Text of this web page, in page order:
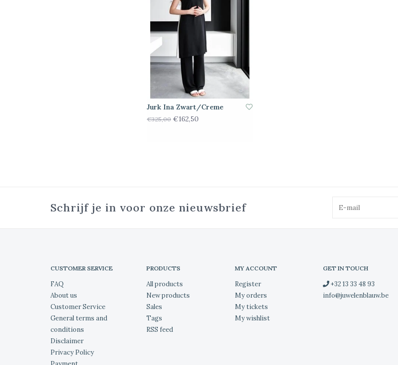
Jurk Ina Zwart/Creme
€325,00 €162,50
Schrijf je in voor onze nieuwsbrief
CUSTOMER SERVICE
FAQ
About us
Customer Service
General terms and
conditions
Disclaimer
Privacy Policy
PRODUCTS
All products
New products
Sales
Tags
RSS feed
MY ACCOUNT
Register
My orders
My tickets
My wishlist
GET IN TOUCH
+32 13 33 48 93
info@juwelenblauw.be